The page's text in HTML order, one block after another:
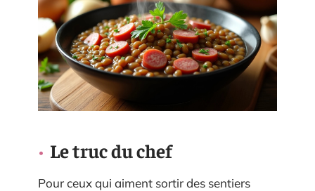
Le truc du chef
Pour ceux qui aiment sortir des sentiers